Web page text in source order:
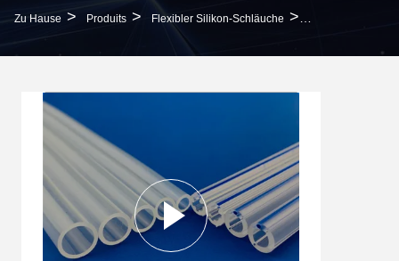
Zu Hause > Produits > Flexibler Silikon-Schläuche >